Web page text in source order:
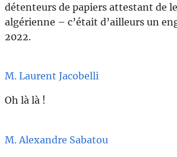
détenteurs de papiers attestant de
algérienne – c’était d’ailleurs un
2022.
M. Laurent Jacobelli
Oh là là !
M. Alexandre Sabatou